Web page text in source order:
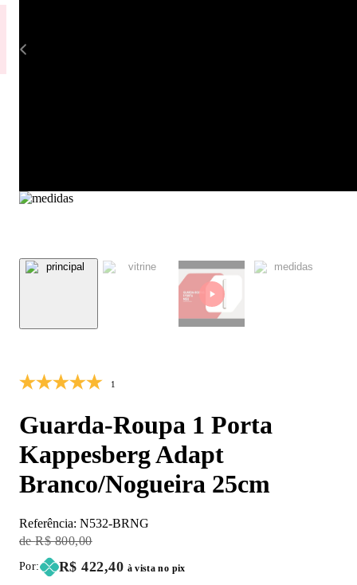
1
Guarda-Roupa 1 Porta
Kappesberg Adapt
Branco/Nogueira 25cm
Referência: N532-BRNG
Original Price:
R$ 800,00
Por: Price:
R$ 422,40 à vista no pix